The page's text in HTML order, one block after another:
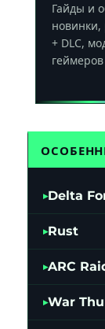
Гайды и
новинки,
+ DLC,
геймеров
Delta
Rust
ARC
War